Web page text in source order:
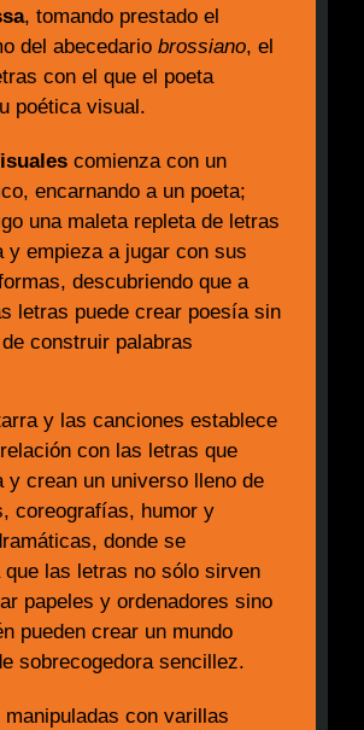
, tomando prestado el
del abecedariobrossiano, el
con el que el poeta
poética visual.
comienza con un
encarnando a un poeta;
una maleta repleta de letras
y empieza a jugar con sus
descubriendo que a
letras puede crear poesía sin
construir palabras
y las canciones establece
con las letras que
y crean un universo lleno de
coreografías, humor y
donde se
que las letras no sólo sirven
papeles y ordenadores sino
pueden crear un mundo
sobrecogedora sencillez.
con varillas